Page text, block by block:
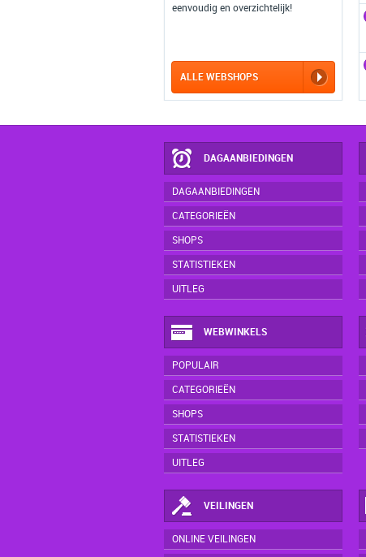
eenvoudig en overzichtelijk!
ALLE WEBSHOPS
DAGAANBIEDINGEN
DAGAANBIEDINGEN
CATEGORIEËN
SHOPS
STATISTIEKEN
UITLEG
WEBWINKELS
POPULAIR
CATEGORIEËN
SHOPS
STATISTIEKEN
UITLEG
VEILINGEN
ONLINE VEILINGEN